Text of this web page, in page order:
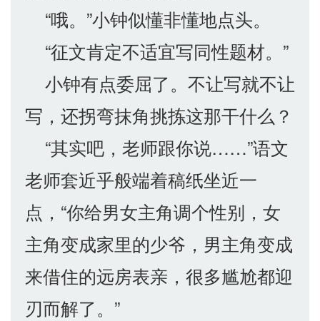
“哦。”小钟似懂非懂地点头。
“征文肯定不适宜写同性题材。”
小钟有点委屈了。不让写就不让
写，还拐弯抹角挑拣这那干什么？
“其实吧，老师跟你说……”语文
老师套近乎般端着稿纸坐近一
点，“你给男女主角调个性别，女
主角变成家里的少爷，男主角变成
来借住的远房表亲，很多尴尬都迎
刃而解了。”